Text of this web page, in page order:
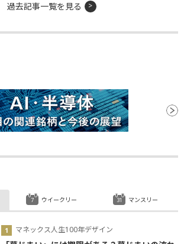
過去記事一覧を見る
マネックス人生100年デザイン
ウイークリー マンスリー